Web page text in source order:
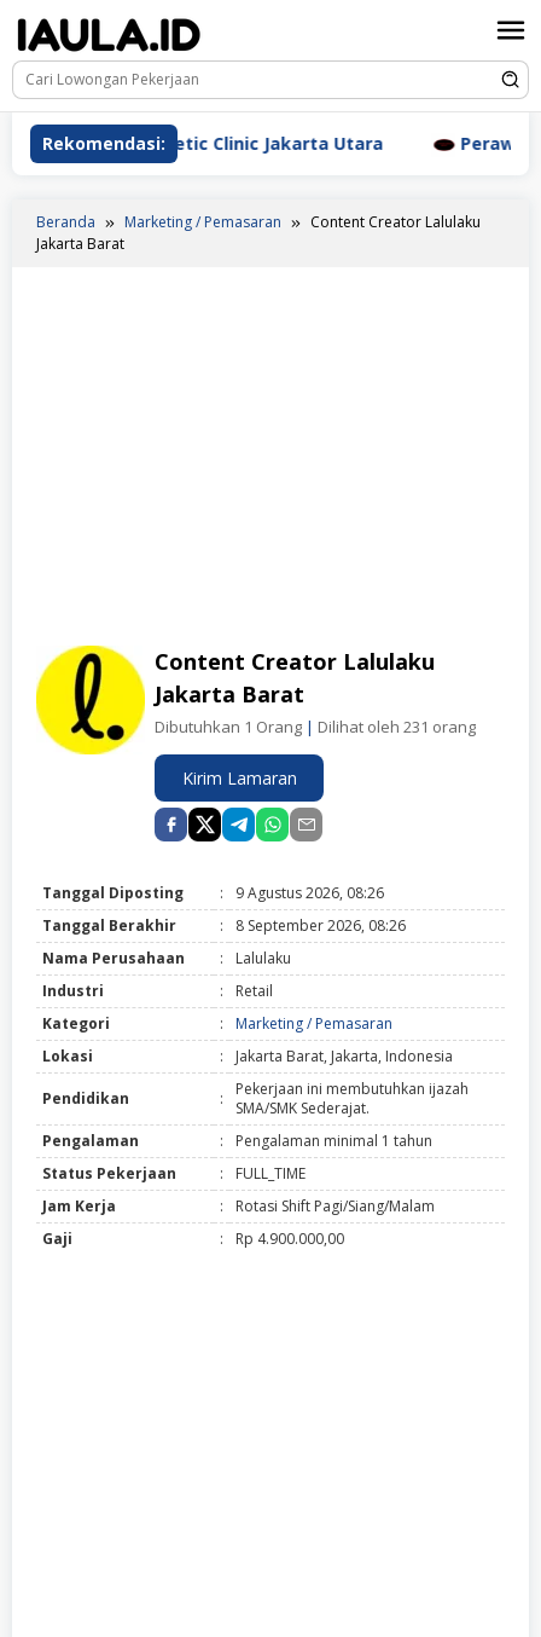
konten
Rekomendasi:
Aesthetic Clinic Jakarta Utara Perawat Dr.
Beranda Marketing / Pemasaran
Content Creator Lalulaku
Jakarta Barat
Content Creator Lalulaku
Jakarta Barat
Dibutuhkan 1 Orang | Dilihat oleh 231 orang
Kirim Lamaran
Tanggal Diposting :
9 Agustus 2026, 08:26
Tanggal Berakhir
:
8 September 2026, 08:26
Nama Perusahaan
:
Lalulaku
Industri
:
Retail
Kategori
:
Marketing / Pemasaran
Lokasi
: Jakarta Barat, Jakarta, Indonesia
Pendidikan :
Pekerjaan ini membutuhkan ijazah
SMA/SMK Sederajat.
Pengalaman
:
Pengalaman minimal 1 tahun
Status Pekerjaan
:
FULL_TIME
Jam Kerja
:
Rotasi Shift Pagi/Siang/Malam
Gaji
: Rp 4.900.000,00